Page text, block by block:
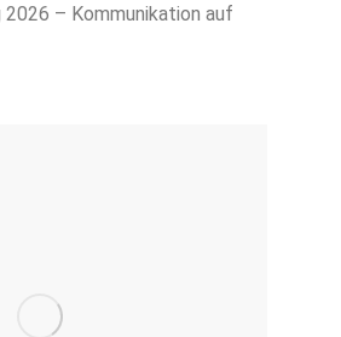
– Kommunikation auf